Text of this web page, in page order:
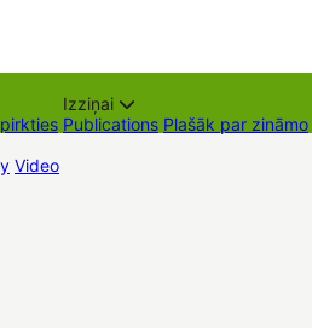
Izziņai
Publications Plašāk par zināmo
Video